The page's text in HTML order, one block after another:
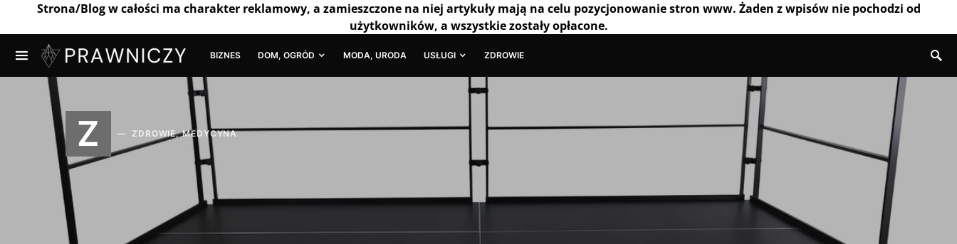
Strona/Blog w całości ma charakter reklamowy, a zamieszczone na niej artykuły mają na celu pozycjonowanie stron www. Żaden z wpisów nie pochodzi od
użytkowników, a wszystkie zostały opłacone.
BIZNES DOM, OGRÓD MODA, URODA USŁUGI ZDROWIE
Z ZDROWIE, MEDYCYNA